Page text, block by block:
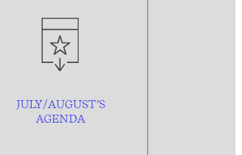
JULY/AUGUST’S
AGENDA